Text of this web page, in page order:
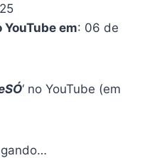
em: 06 de
‘ no YouTube (em